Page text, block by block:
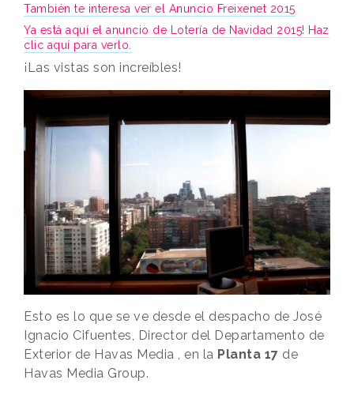
También te interesa ver el Anuncio Freixenet 2015
Ya está aquí el anuncio de Lotería de Navidad 2015! Haz
clic aquí para verlo.
¡Las vistas son increíbles!
Esto es lo que se ve desde el despacho de José
Ignacio Cifuentes, Director del Departamento de
Exterior de Havas Media , en la Planta 17 de
Havas Media Group.